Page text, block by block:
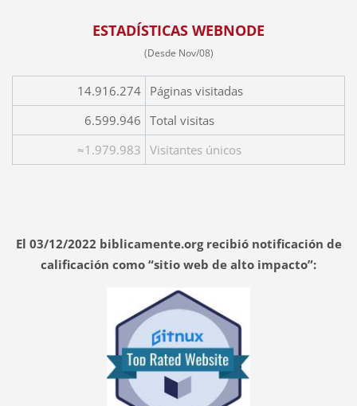
ESTADÍSTICAS WEBNODE
(Desde Nov/08)
14.916.274
Páginas visitadas
6.599.946 Total visitas
≈1.979.983 Visitantes únicos
El 03/12/2022 biblicamente.org recibió notificación de
calificación como “sitio web de alto impacto”: